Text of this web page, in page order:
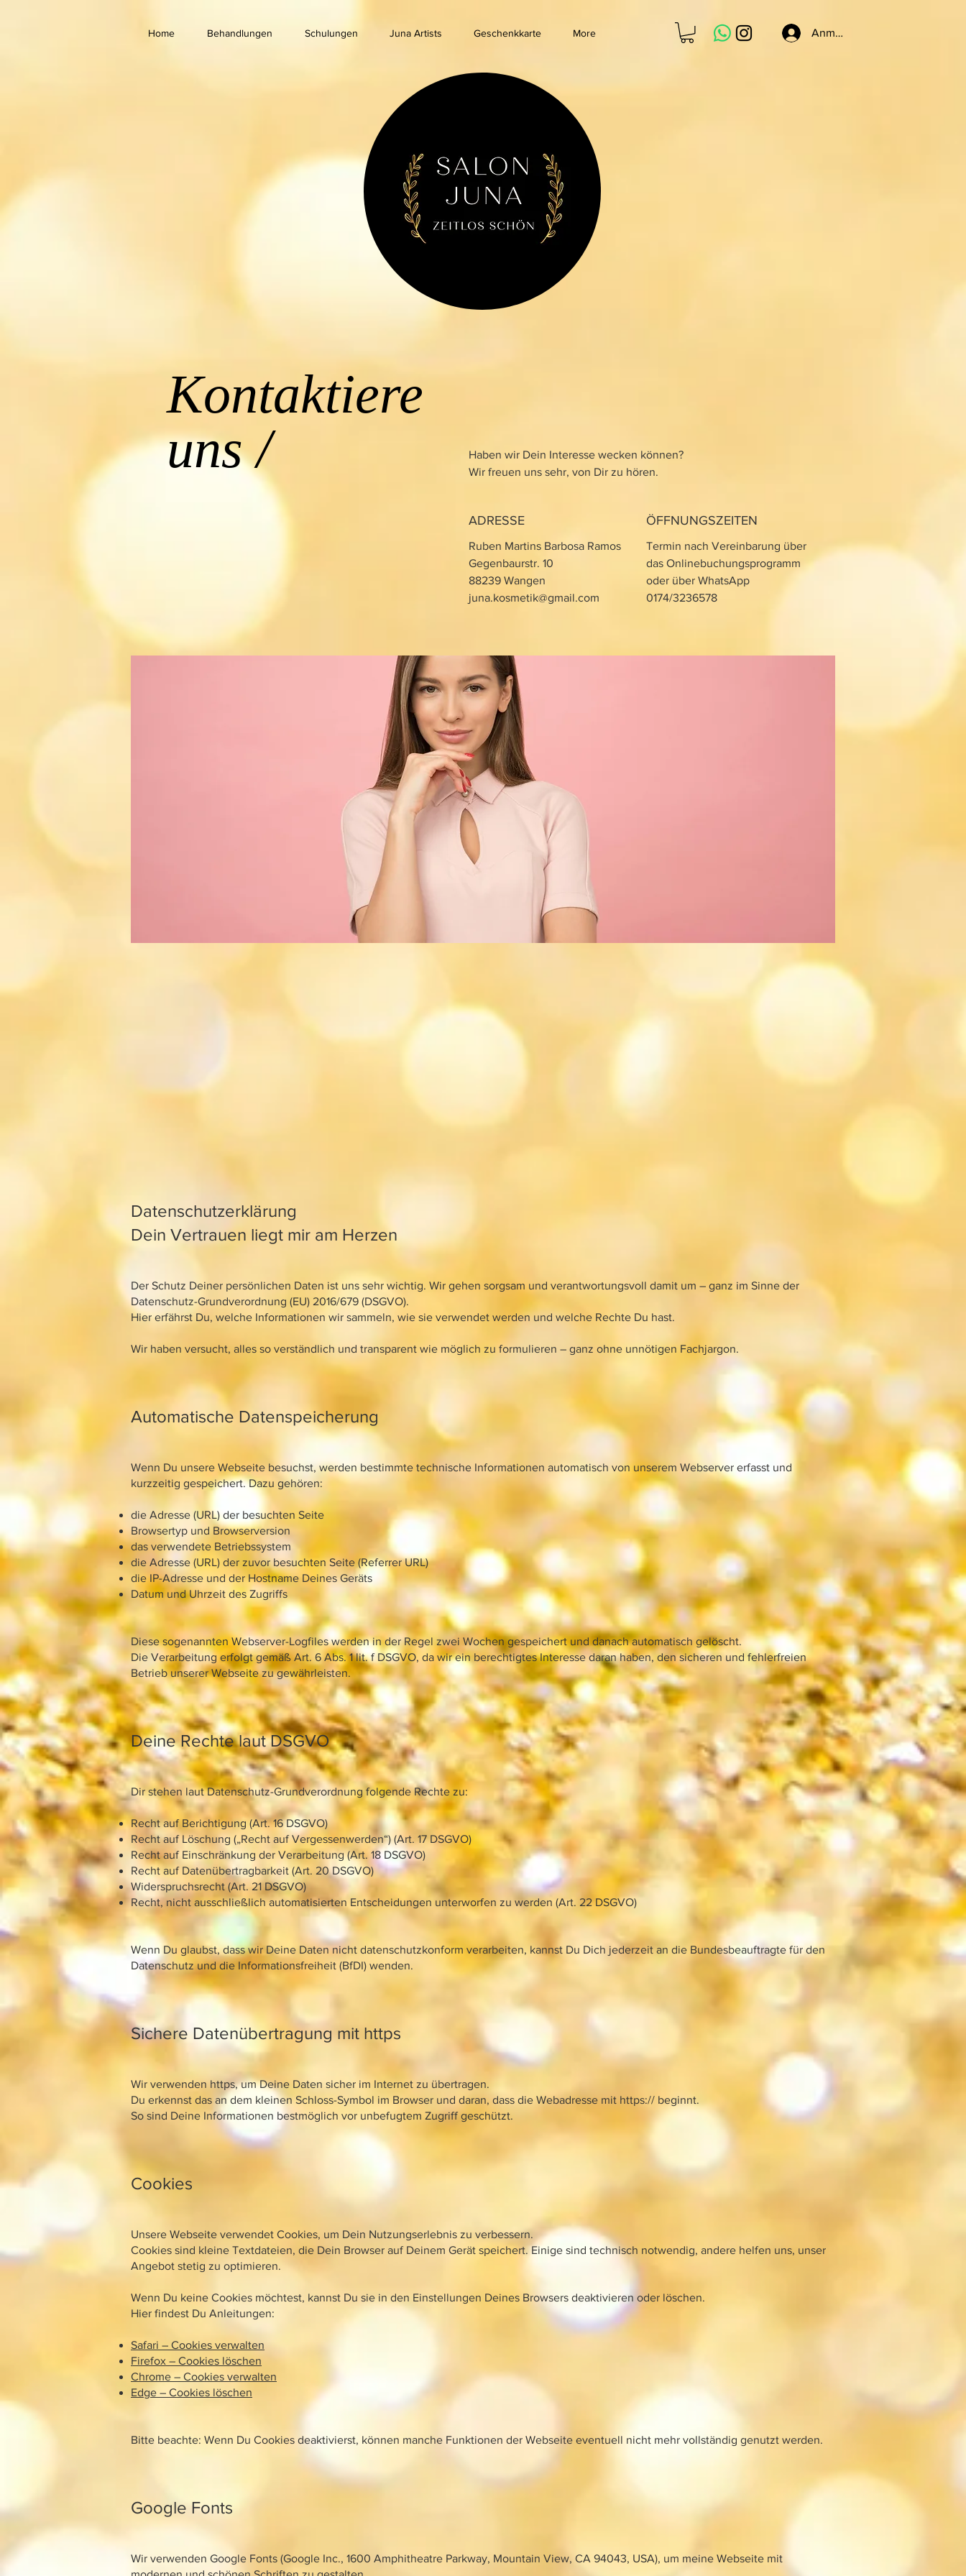
Home Behandlungen Schulungen Juna Artists Geschenkkarte More Anmelden
Kontaktiere
uns /
Haben wir Dein Interesse wecken können?
Wir freuen uns sehr, von Dir zu hören.
ADRESSE
Ruben Martins Barbosa Ramos
Gegenbaurstr. 10
88239 Wangen
juna.kosmetik@gmail.com
ÖFFNUNGSZEITEN
Termin nach Vereinbarung über
das Onlinebuchungsprogramm
oder über WhatsApp
0174/3236578
Datenschutzerklärung
Dein Vertrauen liegt mir am Herzen
Der Schutz Deiner persönlichen Daten ist uns sehr wichtig. Wir gehen sorgsam und verantwortungsvoll damit um – ganz im Sinne der
Datenschutz-Grundverordnung (EU) 2016/679 (DSGVO).
Hier erfährst Du, welche Informationen wir sammeln, wie sie verwendet werden und welche Rechte Du hast.
Wir haben versucht, alles so verständlich und transparent wie möglich zu formulieren – ganz ohne unnötigen Fachjargon.
Automatische Datenspeicherung
Wenn Du unsere Webseite besuchst, werden bestimmte technische Informationen automatisch von unserem Webserver erfasst und
kurzzeitig gespeichert. Dazu gehören:
die Adresse (URL) der besuchten Seite
Browsertyp und Browserversion
das verwendete Betriebssystem
die Adresse (URL) der zuvor besuchten Seite (Referrer URL)
die IP-Adresse und der Hostname Deines Geräts
Datum und Uhrzeit des Zugriffs
Diese sogenannten Webserver-Logfiles werden in der Regel zwei Wochen gespeichert und danach automatisch gelöscht.
Die Verarbeitung erfolgt gemäß Art. 6 Abs. 1 lit. f DSGVO, da wir ein berechtigtes Interesse daran haben, den sicheren und fehlerfreien
Betrieb unserer Webseite zu gewährleisten.
Deine Rechte laut DSGVO
Dir stehen laut Datenschutz-Grundverordnung folgende Rechte zu:
Recht auf Berichtigung (Art. 16 DSGVO)
Recht auf Löschung („Recht auf Vergessenwerden“) (Art. 17 DSGVO)
Recht auf Einschränkung der Verarbeitung (Art. 18 DSGVO)
Recht auf Datenübertragbarkeit (Art. 20 DSGVO)
Widerspruchsrecht (Art. 21 DSGVO)
Recht, nicht ausschließlich automatisierten Entscheidungen unterworfen zu werden (Art. 22 DSGVO)
Wenn Du glaubst, dass wir Deine Daten nicht datenschutzkonform verarbeiten, kannst Du Dich jederzeit an die Bundesbeauftragte für den
Datenschutz und die Informationsfreiheit (BfDI) wenden.
Sichere Datenübertragung mit https
Wir verwenden https, um Deine Daten sicher im Internet zu übertragen.
Du erkennst das an dem kleinen Schloss-Symbol im Browser und daran, dass die Webadresse mit https:// beginnt.
So sind Deine Informationen bestmöglich vor unbefugtem Zugriff geschützt.
Cookies
Unsere Webseite verwendet Cookies, um Dein Nutzungserlebnis zu verbessern.
Cookies sind kleine Textdateien, die Dein Browser auf Deinem Gerät speichert. Einige sind technisch notwendig, andere helfen uns, unser
Angebot stetig zu optimieren.
Wenn Du keine Cookies möchtest, kannst Du sie in den Einstellungen Deines Browsers deaktivieren oder löschen.
Hier findest Du Anleitungen:
Safari – Cookies verwalten
Firefox – Cookies löschen
Chrome – Cookies verwalten
Edge – Cookies löschen
Bitte beachte: Wenn Du Cookies deaktivierst, können manche Funktionen der Webseite eventuell nicht mehr vollständig genutzt werden.
Google Fonts
Wir verwenden Google Fonts (Google Inc., 1600 Amphitheatre Parkway, Mountain View, CA 94043, USA), um meine Webseite mit